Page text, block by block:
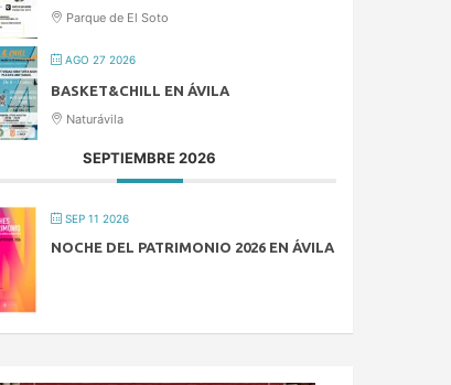
Parque de El Soto
AGO 27 2026
BASKET&CHILL EN ÁVILA
Naturávila
SEPTIEMBRE 2026
SEP 11 2026
NOCHE DEL PATRIMONIO 2026 EN ÁVILA